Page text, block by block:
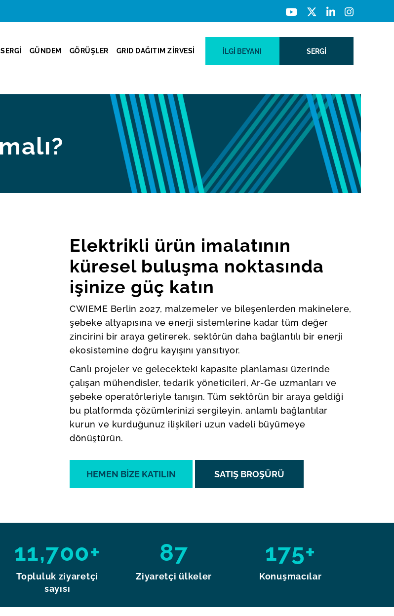
SERGİ GÜNDEM GÖRÜŞLER GRID DAĞITIM ZİRVESİ İLGI BEYANI SERGİ
Elektrikli ürün imalatının
küresel buluşma noktasında
işinize güç katın
CWIEME Berlin 2027, malzemeler ve bileşenlerden makinelere,
şebeke altyapısına ve enerji sistemlerine kadar tüm değer
zincirini bir araya getirerek, sektörün daha bağlantılı bir enerji
ekosistemine doğru kayışını yansıtıyor.
Canlı projeler ve gelecekteki kapasite planlaması üzerinde
çalışan mühendisler, tedarik yöneticileri, Ar-Ge uzmanları ve
şebeke operatörleriyle tanışın. Tüm sektörün bir araya geldiği
bu platformda çözümlerinizi sergileyin, anlamlı bağlantılar
kurun ve kurduğunuz ilişkileri uzun vadeli büyümeye
dönüştürün.
HEMEN BIZE KATILIN SATIŞ BROŞÜRÜ
11,700+
Topluluk ziyaretçi
sayısı
87
Ziyaretçi ülkeler
175+
Konuşmacılar